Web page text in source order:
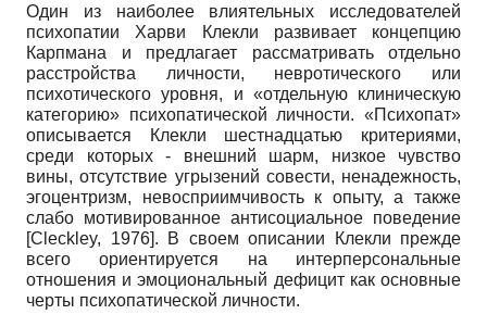
Один из наиболее влиятельных исследователей
психопатии Харви Клекли развивает концепцию
Карпмана и предлагает рассматривать отдельно
расстройства личности, невротического или
психотического уровня, и «отдельную клиническую
категорию» психопатической личности. «Психопат»
описывается Клекли шестнадцатью критериями,
среди которых - внешний шарм, низкое чувство
вины, отсутствие угрызений совести, ненадежность,
эгоцентризм, невосприимчивость к опыту, а также
слабо мотивированное антисоциальное поведение
[Cleckley, 1976]. В своем описании Клекли прежде
всего ориентируется на интерперсональные
отношения и эмоциональный дефицит как основные
черты психопатической личности.